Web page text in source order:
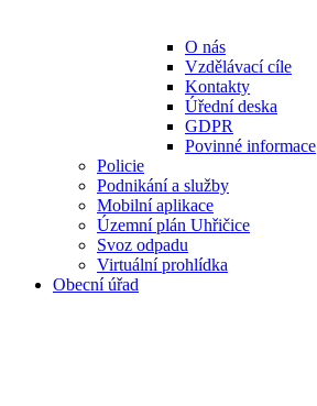
O nás
Vzdělávací cíle
Kontakty
Úřední deska
GDPR
Povinné informace
Policie
Podnikání a služby
Mobilní aplikace
Územní plán Uhřičice
Svoz odpadu
Virtuální prohlídka
Obecní úřad